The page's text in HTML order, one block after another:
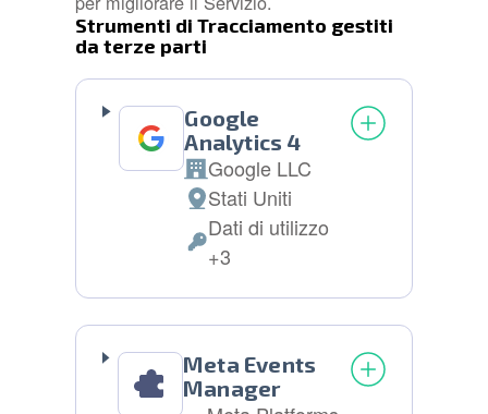
Strumenti di Tracciamento gestiti
da terze parti
Google
Analytics 4
Azienda:
Google LLC
Luogo
del
trattamento:
Stati Uniti
Dati
Dati di utilizzo
+3
Meta Events
Manager